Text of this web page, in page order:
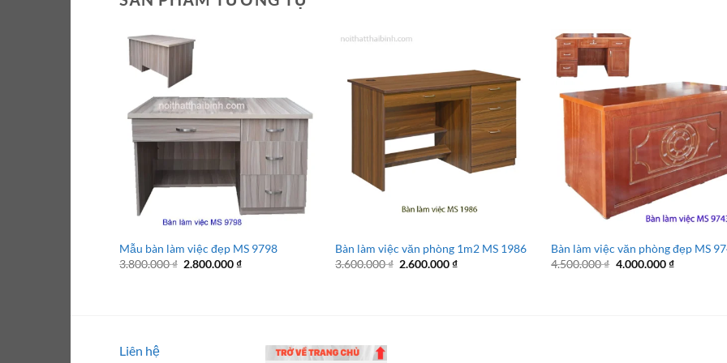
Mẫu bàn làm việc đẹp MS 9798
3.800.000₫ Giá
2.800.000₫Giá
Bàn làm việc văn phòng 1m2 MS 1986
3.600.000₫ Giá
2.600.000₫Giá
Bàn làm việc văn phòng đẹp MS
4.500.000₫ Giá
4.000.000₫Giá
Liên hệ